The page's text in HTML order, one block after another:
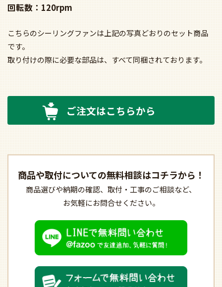
回転数：120rpm
こちらのシーリングファンは上記の写真どおりのセット商品
です。
取り付けの際に必要な部品は、すべて同梱されております。
ご注文はこちらから
商品や取付についての無料相談はコチラから！
商品選びや納期の確認、 取付・工事のご相談など、
お気軽にお問合せください。